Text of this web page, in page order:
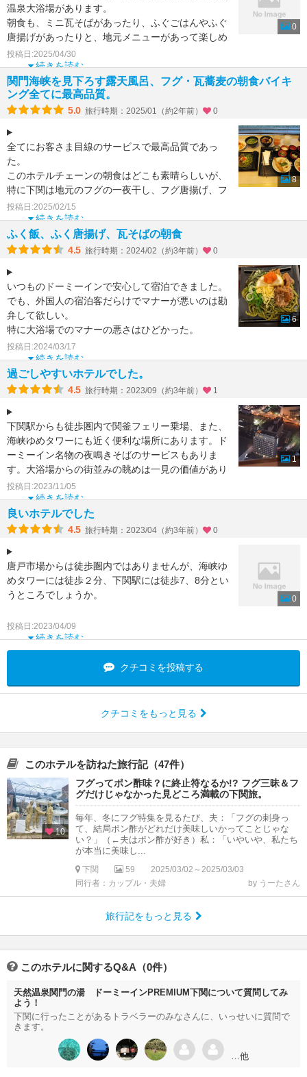
温泉大浴場があります。
朝食も、ミニ瓦そばがあったり、ふぐごはんやふぐ
唐揚げがあったりと、地元メニューがあって楽しめ
ます。
文句なしに、とても素晴らし
続きを読む
投稿日:2025/04/30
0
関門海峡を見下ろす露天風呂、フグ・瓦蕎麦の朝食バイキ
ング全てに最高品質。
5.0 旅行時期：2025/01（約2年前） 0
全てにお客さま目線のサービスで最高品質であっ
た。
このホテルチェーンの朝食はどこも素晴らしいが、
特に下関は地元のフグの一夜干し、フグ唐揚げ、フ
グ飯、瓦蕎麦もあり、また食材の補充も的確で全く
素晴らしい続きを読む
投稿日:2025/02/15
8
ふく飯、ふく唐揚げ、瓦そばの朝食
4.5 旅行時期：2024/02（約3年前） 0
いつものドーミーインで安心して宿泊できました。
でも、外国人の宿泊客だらけでマナーが悪いのは勘
弁して欲しい。
特に大浴場でのマナーの悪さはひどかった。
朝食は、ふく飯、ふく唐揚げ、瓦そばがとても
続きを読む
投稿日:2024/03/17
6
過ごしやすいホテルでした。
4.5 旅行時期：2023/09（約3年前） 1
下関駅からも徒歩圏内で関釜フェリー乗場、また、
海峡ゆめタワーにも近く便利な場所にあります。ド
ーミーイン名物の夜鳴きそばのサービスもありま
す。大浴場からの街並みの眺めは一見の価値があり
ます。従業員の方の
続きを読む
投稿日:2023/11/05
1
良いホテルでした
4.5 旅行時期：2023/04（約3年前） 0
唐戸市場からは徒歩圏内ではありませんが、海峡ゆ
めタワーには徒歩２分、下関駅には徒歩7、8分とい
うところでしょうか。
最上階に天然温泉があって嬉しかったです。お風呂
上がりに夜は棒アイス、朝は乳酸菌
続きを読む
投稿日:2023/04/09
0
クチコミを投稿する
クチコミをもっと見る
このホテルを訪ねた旅行記（47件）
10
フグってポン酢味？に終止符なるか!? フグ三昧＆フ
グだけじゃなかった見どころ満載の下関旅。
毎年、冬にフグ特集を見るたび、夫：「フグの刺身っ
て、結局ポン酢がどれだけ美味しいかってことじゃな
い？」（←夫はポン酢が好き）私：「いやいや、私たち
が本当に美味し...
下関 59
2025/03/02～2025/03/03
同行者：カップル・夫婦
by うーたさん
旅行記をもっと見る
このホテルに関するQ&A（0件）
天然温泉関門の湯 ドーミーインPREMIUM下関について質問してみ
よう！
下関に行ったことがあるトラベラーのみなさんに、いっせいに質問で
きます。
…他